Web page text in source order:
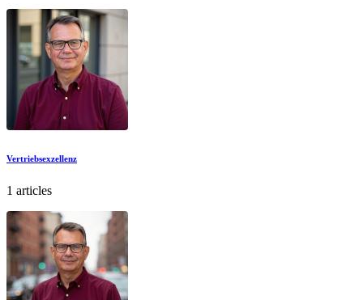
Vertriebsexzellenz
1 articles